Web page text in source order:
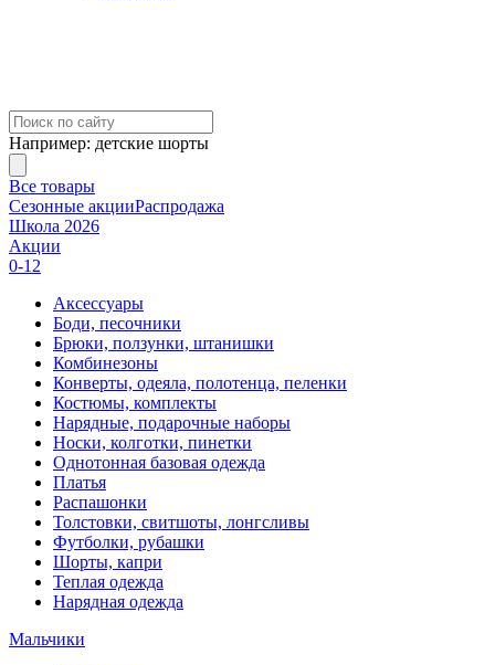
Например: детские шорты
Все товары
Сезонные акцииРаспродажа
Школа 2026
Акции
0-12
Аксессуары
Боди, песочники
Брюки, ползунки, штанишки
Комбинезоны
Конверты, одеяла, полотенца, пеленки
Костюмы, комплекты
Нарядные, подарочные наборы
Носки, колготки, пинетки
Однотонная базовая одежда
Платья
Распашонки
Толстовки, свитшоты, лонгсливы
Футболки, рубашки
Шорты, капри
Теплая одежда
Нарядная одежда
Мальчики